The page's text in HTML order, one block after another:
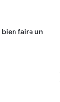
faire un